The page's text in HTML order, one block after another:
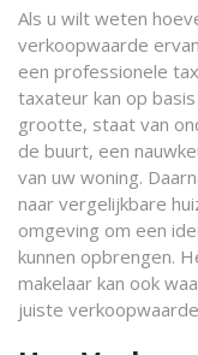
Als u wilt weten
verkoopwaarde
een professionele
taxateur kan op
grootte, staat van
de buurt, een
van uw woning.
naar vergelijkbare
omgeving om een
kunnen opbrengen.
makelaar kan ook
juiste